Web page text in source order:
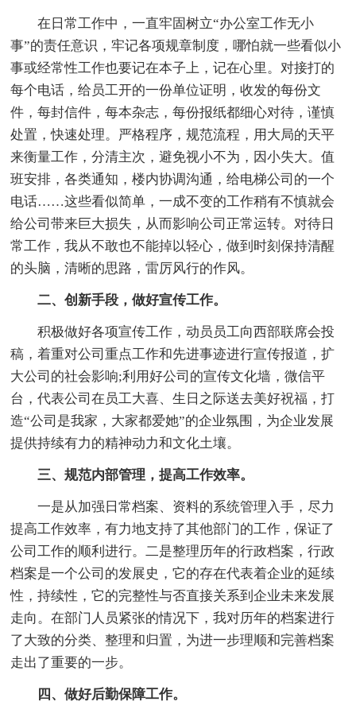
在日常工作中，一直牢固树立“办公室工作无小
事”的责任意识，牢记各项规章制度，哪怕就一些看似小
事或经常性工作也要记在本子上，记在心里。对接打的
每个电话，给员工开的一份单位证明，收发的每份文
件，每封信件，每本杂志，每份报纸都细心对待，谨慎
处置，快速处理。严格程序，规范流程，用大局的天平
来衡量工作，分清主次，避免视小不为，因小失大。值
班安排，各类通知，楼内协调沟通，给电梯公司的一个
电话……这些看似简单，一成不变的工作稍有不慎就会
给公司带来巨大损失，从而影响公司正常运转。对待日
常工作，我从不敢也不能掉以轻心，做到时刻保持清醒
的头脑，清晰的思路，雷厉风行的作风。
二、创新手段，做好宣传工作。
积极做好各项宣传工作，动员员工向西部联席会投
稿，着重对公司重点工作和先进事迹进行宣传报道，扩
大公司的社会影响;利用好公司的宣传文化墙，微信平
台，代表公司在员工大喜、生日之际送去美好祝福，打
造“公司是我家，大家都爱她”的企业氛围，为企业发展
提供持续有力的精神动力和文化土壤。
三、规范内部管理，提高工作效率。
一是从加强日常档案、资料的系统管理入手，尽力
提高工作效率，有力地支持了其他部门的工作，保证了
公司工作的顺利进行。二是整理历年的行政档案，行政
档案是一个公司的发展史，它的存在代表着企业的延续
性，持续性，它的完整性与否直接关系到企业未来发展
走向。在部门人员紧张的情况下，我对历年的档案进行
了大致的分类、整理和归置，为进一步理顺和完善档案
走出了重要的一步。
四、做好后勤保障工作。